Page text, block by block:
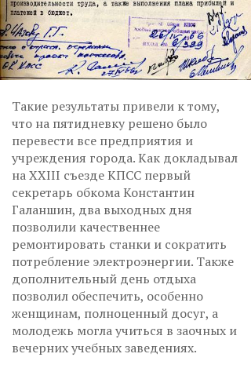
Такие результаты привели к тому,
что на пятидневку решено было
перевести все предприятия и
учреждения города. Как докладывал
на XXIII съезде КПСС первый
секретарь обкома Константин
Галаншин, два выходных дня
позволили качественнее
ремонтировать станки и сократить
потребление электроэнергии. Также
дополнительный день отдыха
позволил обеспечить, особенно
женщинам, полноценный досуг, а
молодежь могла учиться в заочных и
вечерних учебных заведениях.